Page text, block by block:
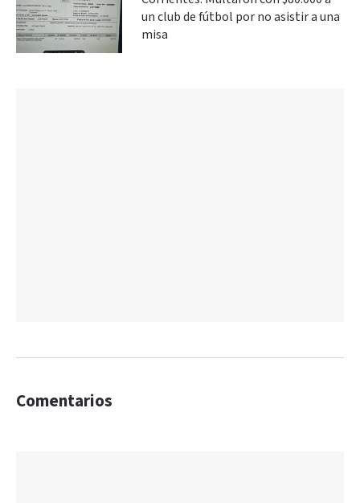
un club de fútbol por no asistir a una
misa
Comentarios